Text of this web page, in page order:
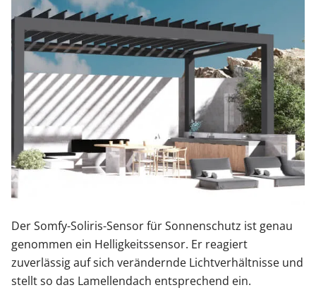
Der Somfy-Soliris-Sensor für Sonnenschutz ist genau
genommen ein Helligkeitssensor. Er reagiert
zuverlässig auf sich verändernde Lichtverhältnisse und
stellt so das Lamellendach entsprechend ein.